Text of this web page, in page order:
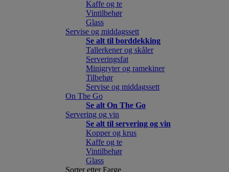
Kaffe og te
Vintilbehør
Glass
Servise og middagssett
Se alt til borddekking
Tallerkener og skåler
Serveringsfat
Minigryter og ramekiner
Tilbehør
Servise og middagssett
On The Go
Se alt On The Go
Servering og vin
Se alt til servering og vin
Kopper og krus
Kaffe og te
Vintilbehør
Glass
Sorter etter Farge